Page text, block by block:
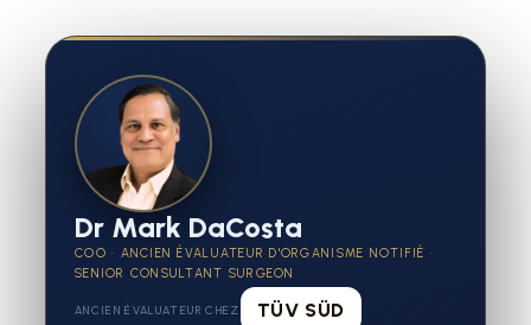
Dr Mark DaCosta
COO · ANCIEN ÉVALUATEUR D'ORGANISME NOTIFIÉ ·
SENIOR CONSULTANT SURGEON
ANCIEN ÉVALUATEUR CHEZ TÜV SÜD